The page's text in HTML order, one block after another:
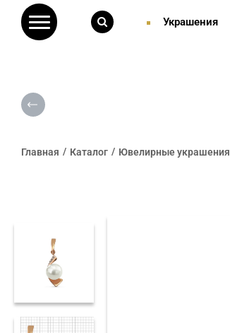
Украшения
Главная Каталог Ювелирные украшения